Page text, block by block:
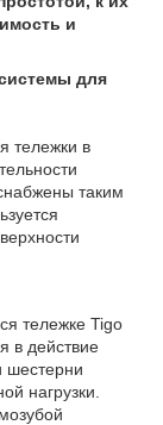
и
для
тележки в
таким
тележке Tigo
в действие
шестерни
нагрузки.